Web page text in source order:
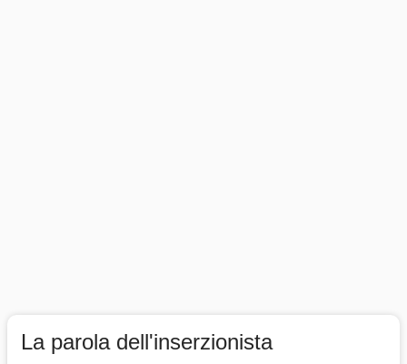
La parola dell'inserzionista